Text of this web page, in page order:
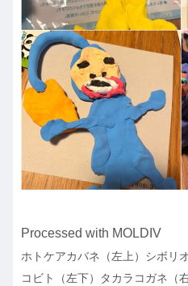
Processed with MOLDIV
ホトケアカバネ（左上）シボリ
コビト（左下）タカラコガネ（右